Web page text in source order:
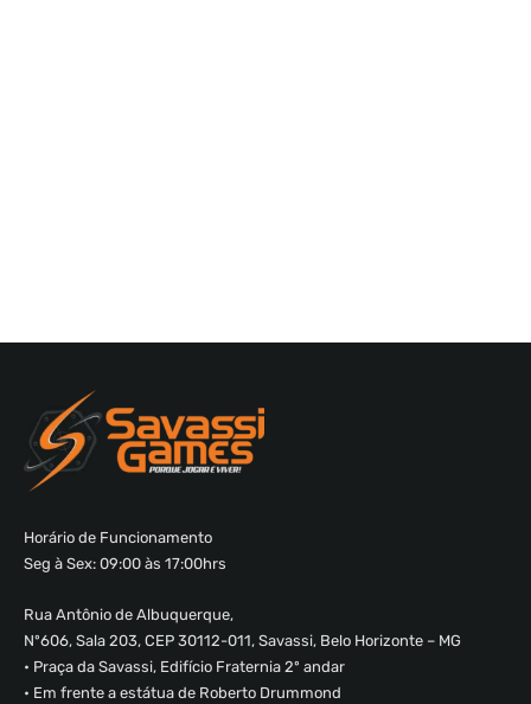
Horário de Funcionamento
Seg à Sex: 09:00 às 17:00hrs
Rua Antônio de Albuquerque,
Nº606, Sala 203, CEP 30112-011, Savassi, Belo Horizonte – MG
• Praça da Savassi, Edifício Fraternia 2º andar
• Em frente a estátua de Roberto Drummond